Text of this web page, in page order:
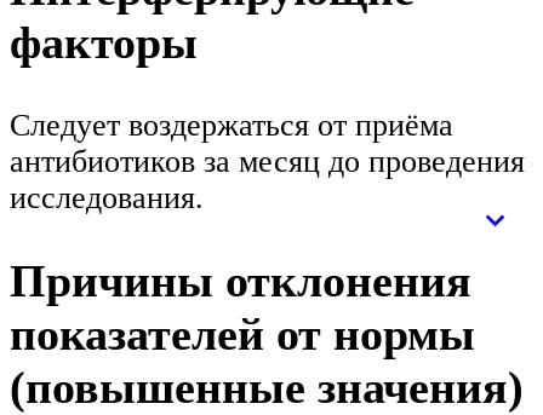
факторы
Следует воздержаться от приёма
антибиотиков за месяц до проведения
исследования.
Причины отклонения
показателей от нормы
(повышенные значения)